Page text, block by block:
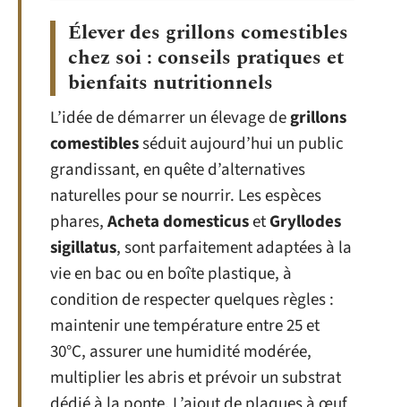
Élever des grillons comestibles
chez soi : conseils pratiques et
bienfaits nutritionnels
L’idée de démarrer un élevage degrillons
comestiblesséduit aujourd’hui un public
grandissant, en quête d’alternatives
naturelles pour se nourrir. Les espèces
phares,Acheta domesticusetGryllodes
sigillatus, sont parfaitement adaptées à la
vie en bac ou en boîte plastique, à
condition de respecter quelques règles :
maintenir une température entre 25 et
30°C, assurer une humidité modérée,
multiplier les abris et prévoir un substrat